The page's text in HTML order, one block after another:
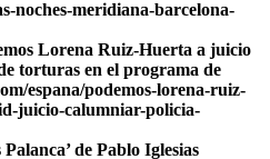
noches-meridiana-barcelona-
Lorena Ruiz-Huerta a juicio
torturas en el programa de
espana/podemos-lorena-ruiz-
juicio-calumniar-policia-
de Pablo Iglesias